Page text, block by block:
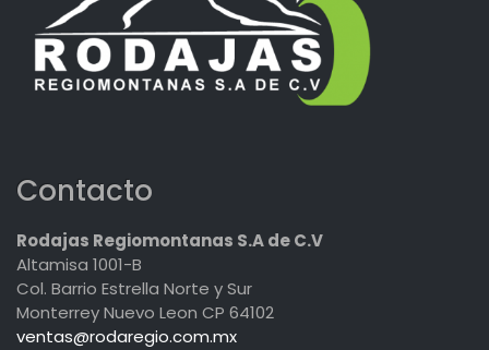
Contacto
Rodajas Regiomontanas S.A de C.V
Altamisa 1001-B
Col. Barrio Estrella Norte y Sur
Monterrey Nuevo Leon CP 64102
ventas@rodaregio.com.mx